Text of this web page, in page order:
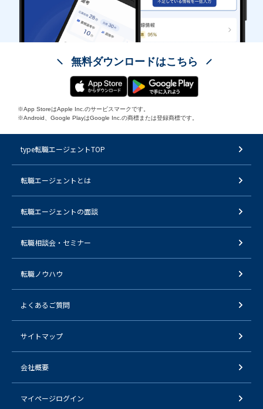
無料ダウンロードはこちら
※App StoreはApple Inc.のサービスマークです。
※Android、Google PlayはGoogle Inc.の商標または登録商標です。
type転職エージェントTOP
転職エージェントとは
転職エージェントの面談
転職相談会・セミナー
転職ノウハウ
よくあるご質問
サイトマップ
会社概要
マイページログイン